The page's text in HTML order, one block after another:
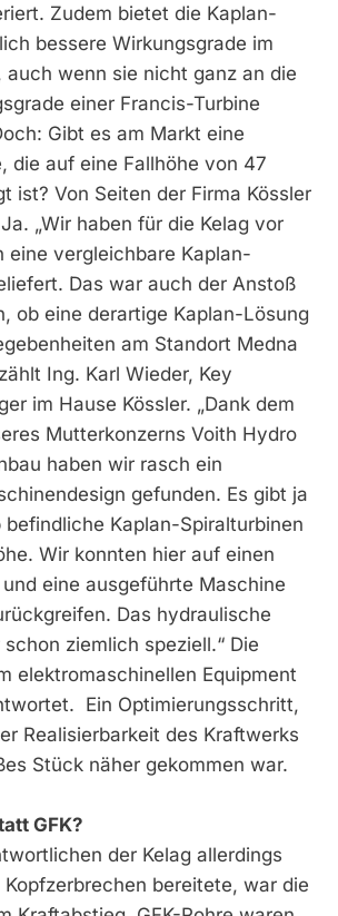
Zudem bietet die Kaplan-
bessere Wirkungsgrade im
auch wenn sie nicht ganz an die
einer Francis-Turbine
Gibt es am Markt eine
die auf eine Fallhöhe von 47
ist? Von Seiten der Firma Kössler
„Wir haben für die Kelag vor
eine vergleichbare Kaplan-
Das war auch der Anstoß
ob eine derartige Kaplan-Lösung
am Standort Medna
Ing. Karl Wieder, Key
im Hause Kössler. „Dank dem
Mutterkonzerns Voith Hydro
haben wir rasch ein
gefunden. Es gibt ja
Kaplan-Spiralturbinen
Wir konnten hier auf einen
eine ausgeführte Maschine
Das hydraulische
ziemlich speziell.“ Die
elektromaschinellen Equipment
Ein Optimierungsschritt,
Realisierbarkeit des Kraftwerks
Stück näher gekommen war.
GFK?
der Kelag allerdings
Kopfzerbrechen bereitete, war die